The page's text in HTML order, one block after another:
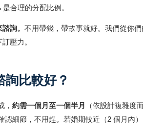
合理的分配比例。
詢。 不用帶錢，帶故事就好。我們從你
壓力。
詢比較好？
， 約需一個月至一個半月 （依設計複雜度
認細節，不用趕。若婚期較近（2 個月內